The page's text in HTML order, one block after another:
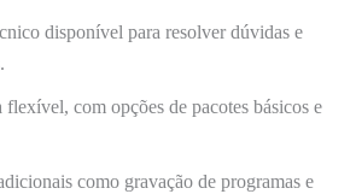
disponível para resolver dúvidas e
flexível, com opções de pacotes básicos e
como gravação de programas e